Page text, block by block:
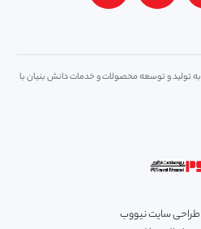
تولید و توسعه محصولات و خدمات دانش بنیان با
طراحی سایت نیووب